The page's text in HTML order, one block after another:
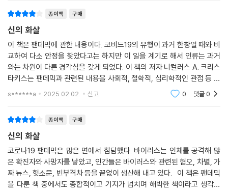
종이책 구매
신의 화살
이 책은 팬데믹에 관한 내용이다. 코비드19의 유행이 과거 한창일 때와 비
교하여 다소 안정을 찾았다고는 하지만 이 일을 계기로 해서 인류는 과거
와는 차원이 다른 경각심을 갖게 되었다. 이 책의 저자 니컬러스 A. 크리스
타키스는 팬데믹과 관련된 내용을 사회적, 철학적, 심리학적인 관점 등 다
각도로 종횡무진 활약하며 인상깊은 내용을 기술한다. 꼭 읽어볼만한 책이
s******a 2025.02.02. 신고 0 댓글0
종이책 구매
신의 화살
코로나19 팬데믹은 많은 면에서 참담했다. 바이러스는 인체를 공격해 많
은 확진자와 사망자를 낳았고, 인간들은 바이러스와 관련된 혐오, 차별, 가
짜 뉴스, 헛소문, 빈부격차 등을 끝없이 생산해 내고 있다. 이 책은 팬데믹
을 다룬 책 중에서도 종합적이고 기지가 넘치며 해박한 책이라고 생각된